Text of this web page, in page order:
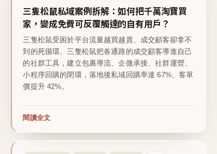
三隻松鼠私域案例拆解：如何把千萬淘寶買
家，變成免費可反覆觸達的自有用戶？
三隻松鼠受困於平台流量越買越貴、成交顧客卻拿不
到的死循環。三隻松鼠把各通路的成交顧客導進自己
的社群工具，建立包裹導流、企微承接、社群運營、
小程序回購的閉環，落地後私域回購率達 67%、客單
價提升 42%。
閱讀全文